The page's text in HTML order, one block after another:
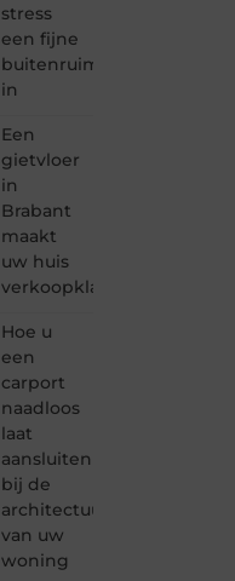
stress
een fijne
buitenruimte
in
Een
gietvloer
in
Brabant
maakt
uw huis
verkoopklaar
Hoe u
een
carport
naadloos
laat
aansluiten
bij de
architectuur
van uw
woning